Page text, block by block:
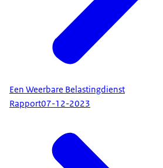
Een Weerbare Belastingdienst
Rapport07-12-2023